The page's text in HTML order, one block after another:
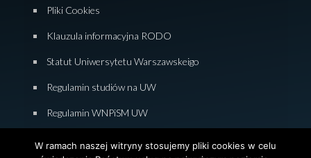
Pliki Cookies
Klauzula informacyjna RODO
Statut Uniwersytetu Warszawskeigo
Regulamin studiów na UW
Regulamin WNPiSM UW
W ramach naszej witryny stosujemy pliki cookies w celu